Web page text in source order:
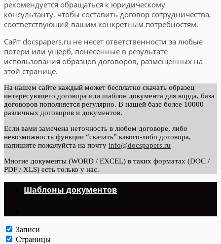
рекомендуется обращаться к юридическому
консультанту, чтобы составить договор сотрудничества,
соответствующий вашим конкретным потребностям.
Сайт docspapers.ru не несет ответственности за любые
потери или ущерб, понесенные в результате
использования образцов договоров, размещенных на
этой странице.
На нашем сайте каждый может бесплатно скачать образец
интересующего договора или шаблон документа для ворда, база
договоров пополняется регулярно. В нашей базе более 10000
различных договоров и документов.
Если вами замечена неточность в любом договоре, либо
невозможность функции “скачать” какого-либо договора,
напишите пожалуйста на почту info@docspapers.ru
Многие документы (WORD / EXCEL) в таких форматах (DOC /
PDF / XLS) есть только у нас.
Шаблоны документов
Записи
Страницы